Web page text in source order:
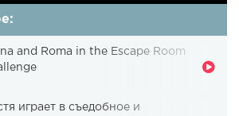
and Roma in the Escape Room
играет в съедобное и